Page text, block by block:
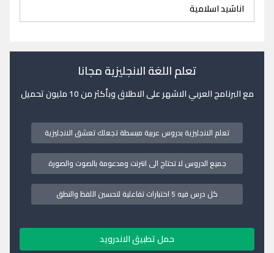
اناشيد اسلامية
تعلم اللغة الانجليزية مجانا
مع البرنامج العربي الاشهر على الاطلاق وبأكثر من 10 مليون تحميل
تعلم الانجليزية بدروس عربية مبسطة تجعلك تعشق الانجليزية
جميع الدروس لا تحتاج الى انترنت ومدعومة بالصوت والصورة
كل درس فيه 5 اختبارات تفاعلية لتحسين اللفظ والنطق
حمل تطبيق الاندرويد